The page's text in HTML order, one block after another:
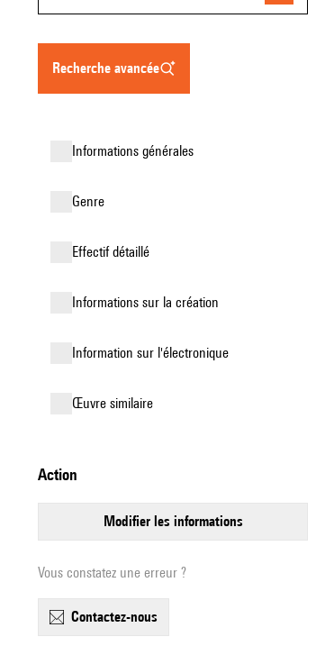
recherche avancée
informations générales
genre
effectif détaillé
informations sur la création
Information sur l'électronique
œuvre similaire
action
modifier les informations
Vous constatez une erreur ?
contactez-nous